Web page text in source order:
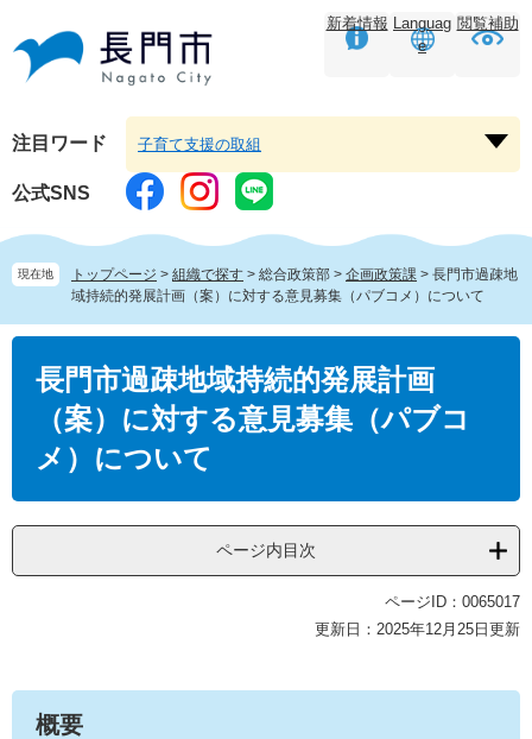
頭
す。
飛
し
本
文
へ
新着情報 Languag
e
閲覧補助
注目ワード
ー
を
く
子育て支援の取組
公式SNS
現在地 トップページ > 組織で探す > 総合政策部 > 企画政策課 > 長門市過疎地
域持続的発展計画（案）に対する意見募集（パブコメ）について
長門市過疎地域持続的発展計画
（案）に対する意見募集（パブコ
メ）について
ページ内目次
ページID：0065017
更新日：2025年12月25日更新
概要